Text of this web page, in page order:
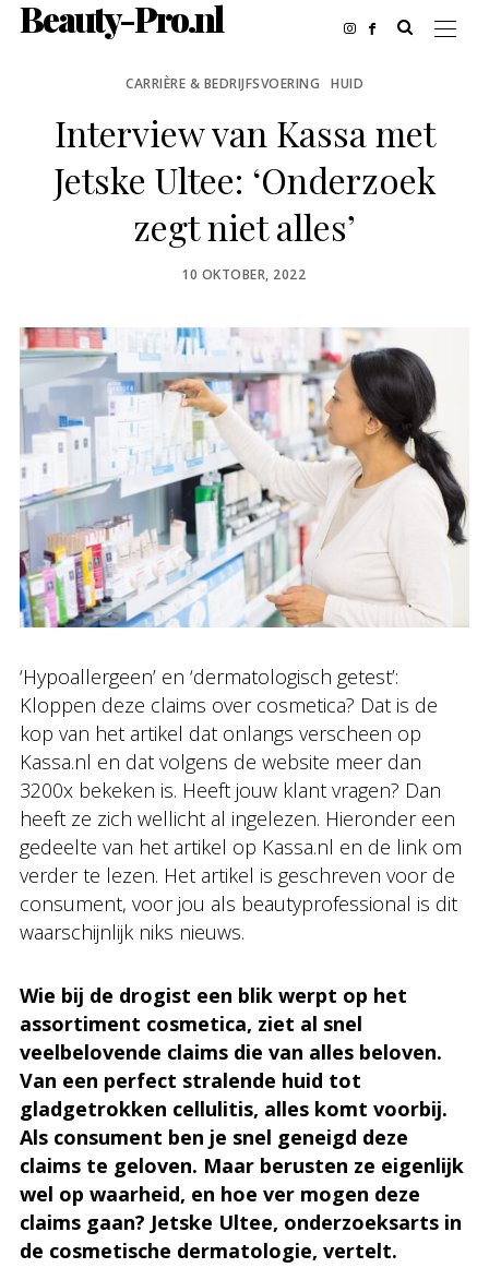
Beauty-Pro.nl
CARRIÈRE & BEDRIJFSVOERING HUID
Interview van Kassa met
Jetske Ultee: ‘Onderzoek
zegt niet alles’
POSTED
10 OKTOBER, 2022
‘Hypoallergeen’ en ‘dermatologisch getest’:
Kloppen deze claims over cosmetica? Dat is de
kop van het artikel dat onlangs verscheen op
Kassa.nl en dat volgens de website meer dan
3200x bekeken is. Heeft jouw klant vragen? Dan
heeft ze zich wellicht al ingelezen. Hieronder een
gedeelte van het artikel op Kassa.nl en de link om
verder te lezen. Het artikel is geschreven voor de
consument, voor jou als beautyprofessional is dit
waarschijnlijk niks nieuws.
Wie bij de drogist een blik werpt op het
assortiment cosmetica, ziet al snel
veelbelovende claims die van alles beloven.
Van een perfect stralende huid tot
gladgetrokken cellulitis, alles komt voorbij.
Als consument ben je snel geneigd deze
claims te geloven. Maar berusten ze eigenlijk
wel op waarheid, en hoe ver mogen deze
claims gaan? Jetske Ultee, onderzoeksarts in
de cosmetische dermatologie, vertelt.